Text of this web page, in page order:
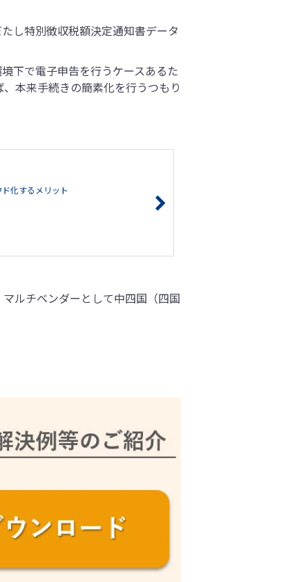
し特別徴収税額決定通知書データ
下で電子申告を行うケースあるた
本来手続きの簡素化を行うつもり
化するメリット
ルチベンダーとして中四国（四国